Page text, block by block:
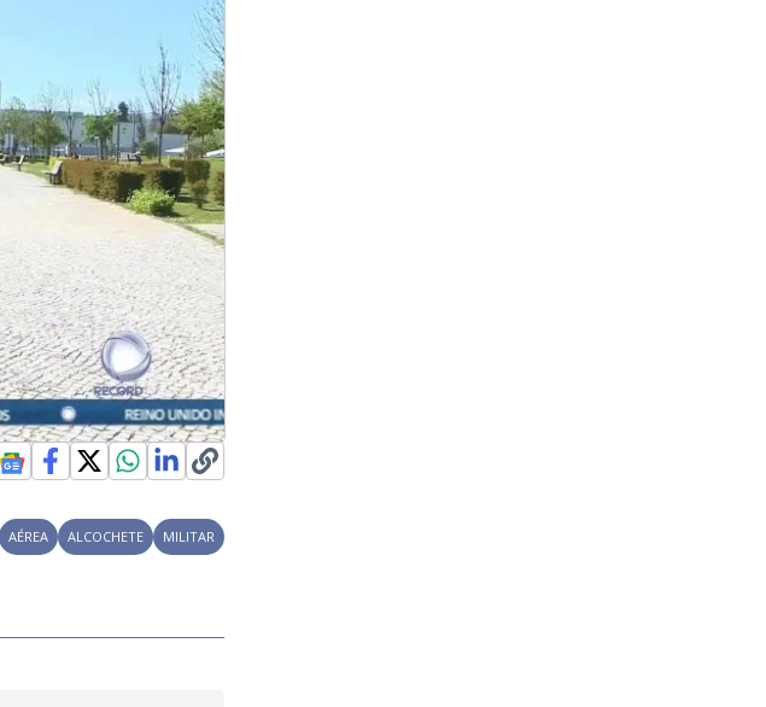
AÉREA ALCOCHETE MILITAR